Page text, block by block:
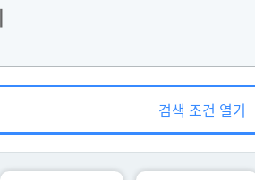
검색 조건 열기